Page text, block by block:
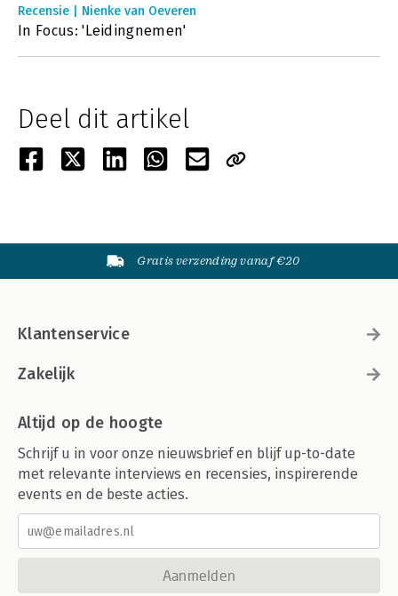
Recensie | Nienke van Oeveren
In Focus: 'Leidingnemen'
Deel dit artikel
Gratis verzending vanaf €20
Klantenservice
Zakelijk
Altijd op de hoogte
Schrijf u in voor onze nieuwsbrief en blijf up-to-date
met relevante interviews en recensies, inspirerende
events en de beste acties.
Aanmelden